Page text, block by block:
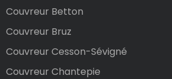
Couvreur Betton
Couvreur Bruz
Couvreur Cesson-Sévigné
Couvreur Chantepie